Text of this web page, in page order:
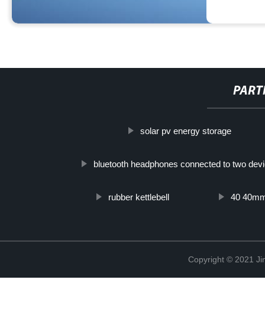
solar pv energy storage
bluetooth headphones connected to two
rubber kettlebell 40
Copyright © 2021